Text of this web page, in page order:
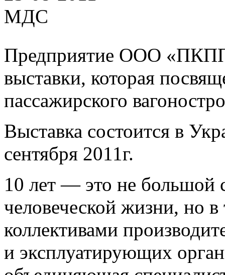
МДС
Предприятие ООО «ПКПП
выставки, которая
пассажирского
Выставка состоится в
сентября 2011г.
10 лет — это не большой
человеческой жизни, но в
коллективами
и эксплуатирующих